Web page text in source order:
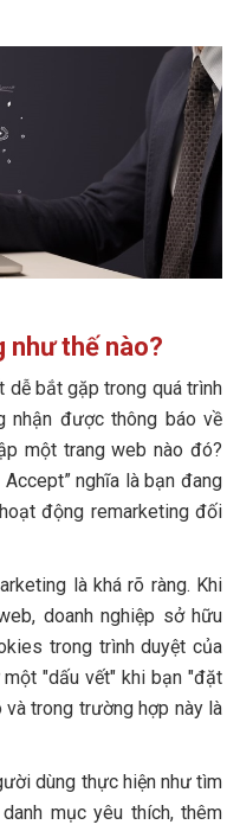
như thế nào?
dễ bắt gặp trong quá trình
nhận được thông báo về
một trang web nào đó?
nghĩa là bạn đang
động remarketing đối
là khá rõ ràng. Khi
doanh nghiệp sở hữu
trong trình duyệt của
"dấu vết" khi bạn "đặt
trong trường hợp này là
dùng thực hiện như tìm
mục yêu thích, thêm